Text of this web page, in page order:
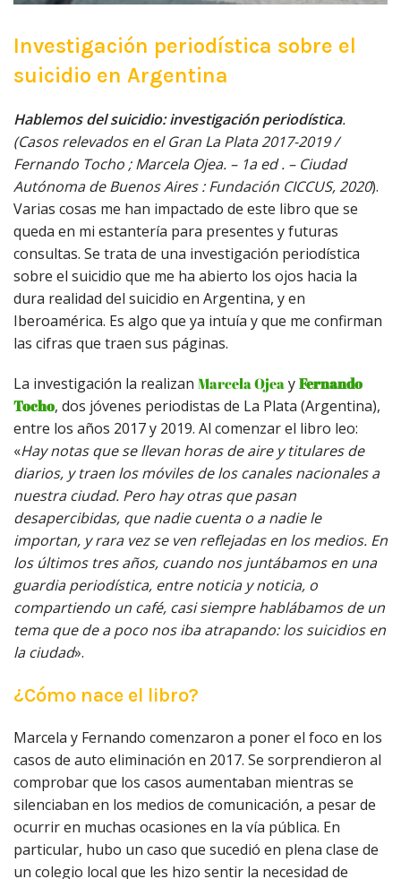
Investigación periodística sobre el
suicidio en Argentina
Hablemos del suicidio: investigación periodística.
(Casos relevados en el Gran La Plata 2017-2019 /
Fernando Tocho ; Marcela Ojea. – 1a ed . – Ciudad
Autónoma de Buenos Aires : Fundación CICCUS, 2020).
Varias cosas me han impactado de este libro que se
queda en mi estantería para presentes y futuras
consultas. Se trata de una investigación periodística
sobre el suicidio que me ha abierto los ojos hacia la
dura realidad del suicidio en Argentina, y en
Iberoamérica. Es algo que ya intuía y que me confirman
las cifras que traen sus páginas.
La investigación la realizan Marcela OjeayFernando
Tocho, dos jóvenes periodistas de La Plata (Argentina),
entre los años 2017 y 2019. Al comenzar el libro leo:
«Hay notas que se llevan horas de aire y titulares de
diarios, y traen los móviles de los canales nacionales a
nuestra ciudad. Pero hay otras que pasan
desapercibidas, que nadie cuenta o a nadie le
importan, y rara vez se ven reflejadas en los medios. En
los últimos tres años, cuando nos juntábamos en una
guardia periodística, entre noticia y noticia, o
compartiendo un café, casi siempre hablábamos de un
tema que de a poco nos iba atrapando: los suicidios en
la ciudad».
¿Cómo nace el libro?
Marcela y Fernando comenzaron a poner el foco en los
casos de auto eliminación en 2017. Se sorprendieron al
comprobar que los casos aumentaban mientras se
silenciaban en los medios de comunicación, a pesar de
ocurrir en muchas ocasiones en la vía pública. En
particular, hubo un caso que sucedió en plena clase de
un colegio local que les hizo sentir la necesidad de